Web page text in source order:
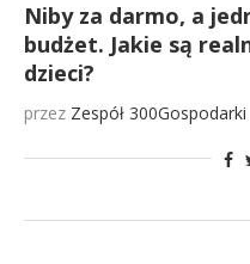
Niby za darmo, a
budżet. Jakie są
dzieci?
przez Zespół 300Gospodarki